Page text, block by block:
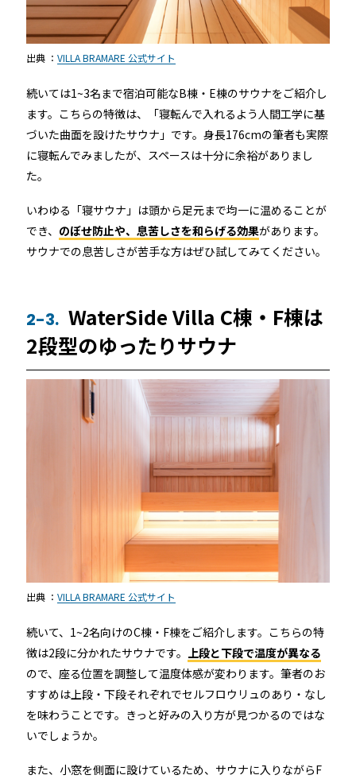
出典 ： VILLA BRAMARE 公式サイト
続いては1~3名まで宿泊可能なB棟・E棟のサウナをご紹介し
ます。こちらの特徴は、「寝転んで入れるよう人間工学に基
づいた曲面を設けたサウナ」です。身長176cmの筆者も実際
に寝転んでみましたが、スペースは十分に余裕がありまし
た。
いわゆる「寝サウナ」は頭から足元まで均一に温めることが
でき、 のぼせ防止や、息苦しさを和らげる効果があります。
サウナでの息苦しさが苦手な方はぜひ試してみてください。
2-3. WaterSide Villa C棟・F棟は
2段型のゆったりサウナ
出典 ： VILLA BRAMARE 公式サイト
続いて、1~2名向けのC棟・F棟をご紹介します。こちらの特
徴は2段に分かれたサウナです。
上段と下段で温度が異なる
ので、座る位置を調整して温度体感が変わります。筆者のお
すすめは上段・下段それぞれでセルフロウリュのあり・なし
を味わうことです。きっと好みの入り方が見つかるのではな
いでしょうか。
また、小窓を側面に設けているため、サウナに入りながらF